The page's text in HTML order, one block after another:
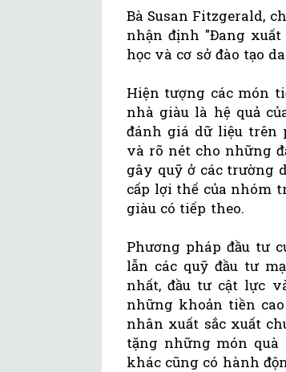
Bà Susan Fitzgerald,
nhận định "Đang
học và cơ sở đào tạo
Hiện tượng các món
nhà giàu là hệ quả
đánh giá dữ liệu trên
và rõ nét cho những
gây quỹ ở các trường
cấp lợi thế của nhóm
giàu có tiếp theo.
Phương pháp đầu tư
lẫn các quỹ đầu tư
nhất, đầu tư cật lực
những khoản tiền
nhân xuất sắc xuất
tặng những món
khác cũng có hành